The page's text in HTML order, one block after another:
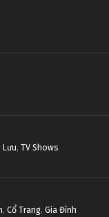
Lưu, TV Shows
, Cổ Trang, Gia Đình